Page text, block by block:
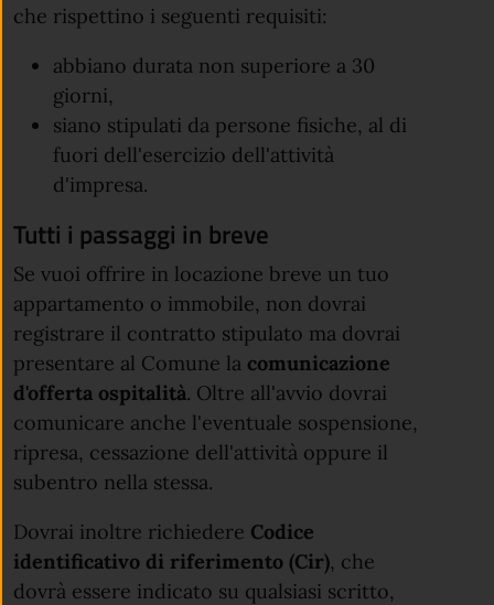
che rispettino i seguenti requisiti:
abbiano durata non superiore a 30
giorni,
siano stipulati da persone fisiche, al di
fuori dell'esercizio dell'attività
d'impresa.
Tutti i passaggi in breve
Se vuoi offrire in locazione breve un tuo
appartamento o immobile, non dovrai
registrare il contratto stipulato ma dovrai
presentare al Comune la comunicazione
d'offerta ospitalità. Oltre all'avvio dovrai
comunicare anche l'eventuale sospensione,
ripresa, cessazione dell'attività oppure il
subentro nella stessa.
Dovrai inoltre richiedere Codice
identificativo di riferimento (Cir), che
dovrà essere indicato su qualsiasi scritto,